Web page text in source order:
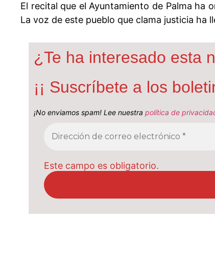
El recital que el Ayuntamiento de Palma ha
La voz de este pueblo que clama justicia ha
¿Te ha interesado esta
¡¡ Suscríbete a los
¡No enviamos spam! Lee nuestra política de
Este campo es obligatorio.